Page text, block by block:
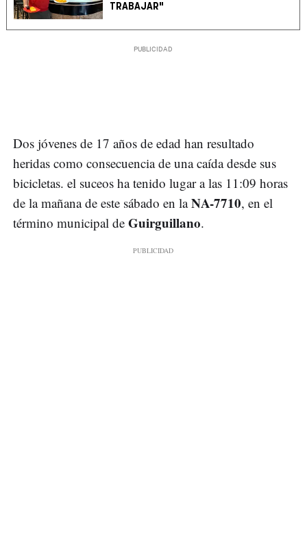
TRABAJAR"
Dos jóvenes de 17 años de edad han resultado
heridas como consecuencia de una caída desde sus
bicicletas. el suceos ha tenido lugar a las 11:09 horas
de la mañana de este sábado en laNA-7710, en el
término municipal de Guirguillano.